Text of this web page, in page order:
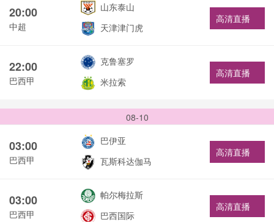
20:00
中超
山东泰山
天津津门虎
高清直播
22:00
巴西甲
克鲁塞罗
米拉索
高清直播
08-10
03:00
巴西甲
巴伊亚
瓦斯科达伽马
高清直播
03:00
巴西甲
帕尔梅拉斯
巴西国际
高清直播